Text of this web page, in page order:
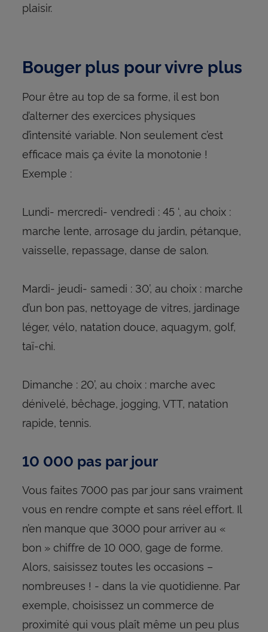
plaisir.
Bouger plus pour vivre plus
Pour être au top de sa forme, il est bon
d’alterner des exercices physiques
d’intensité variable. Non seulement c’est
efficace mais ça évite la monotonie !
Exemple :
Lundi- mercredi- vendredi : 45 ‘, au choix :
marche lente, arrosage du jardin, pétanque,
vaisselle, repassage, danse de salon.
Mardi- jeudi- samedi : 30’, au choix : marche
d’un bon pas, nettoyage de vitres, jardinage
léger, vélo, natation douce, aquagym, golf,
taï-chi.
Dimanche : 20’, au choix : marche avec
dénivelé, bêchage, jogging, VTT, natation
rapide, tennis.
10 000 pas par jour
Vous faites 7000 pas par jour sans vraiment
vous en rendre compte et sans réel effort. Il
n’en manque que 3000 pour arriver au «
bon » chiffre de 10 000, gage de forme.
Alors, saisissez toutes les occasions –
nombreuses ! - dans la vie quotidienne. Par
exemple, choisissez un commerce de
proximité qui vous plaît même un peu plus